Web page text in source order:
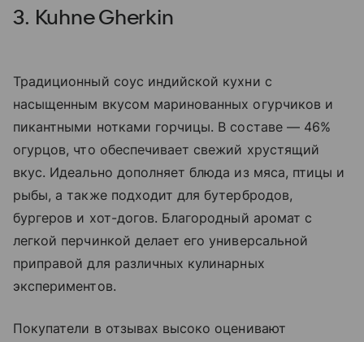
3. Kuhne Gherkin
Традиционный соус индийской кухни с
насыщенным вкусом маринованных огурчиков и
пикантными нотками горчицы. В составе — 46%
огурцов, что обеспечивает свежий хрустящий
вкус. Идеально дополняет блюда из мяса, птицы и
рыбы, а также подходит для бутербродов,
бургеров и хот-догов. Благородный аромат с
легкой перчинкой делает его универсальной
приправой для различных кулинарных
экспериментов.
Покупатели в отзывах высоко оценивают